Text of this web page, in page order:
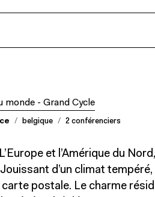
monde - Grand Cycle
belgique 2 conférenciers
et l’Amérique du
d’un climat
postale. Le charme